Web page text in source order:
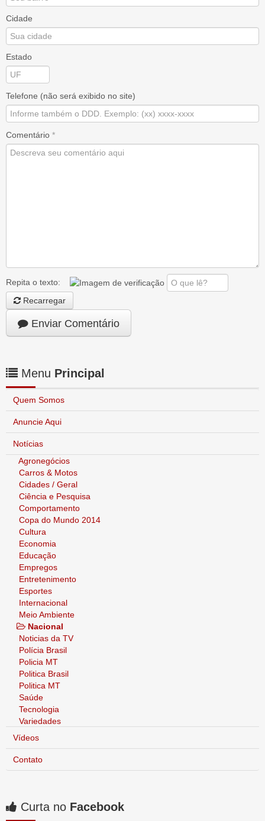
Cidade
Estado
Telefone (não será exibido no site)
Comentário *
Repita o texto:
Recarregar
Enviar Comentário
Menu Principal
Quem Somos
Anuncie Aqui
Notícias
Agronegócios
Carros & Motos
Cidades / Geral
Ciência e Pesquisa
Comportamento
Copa do Mundo 2014
Cultura
Economia
Educação
Empregos
Entretenimento
Esportes
Internacional
Meio Ambiente
Nacional
Noticias da TV
Polícia Brasil
Policia MT
Politica Brasil
Politica MT
Saúde
Tecnologia
Variedades
Vídeos
Contato
Curta no Facebook